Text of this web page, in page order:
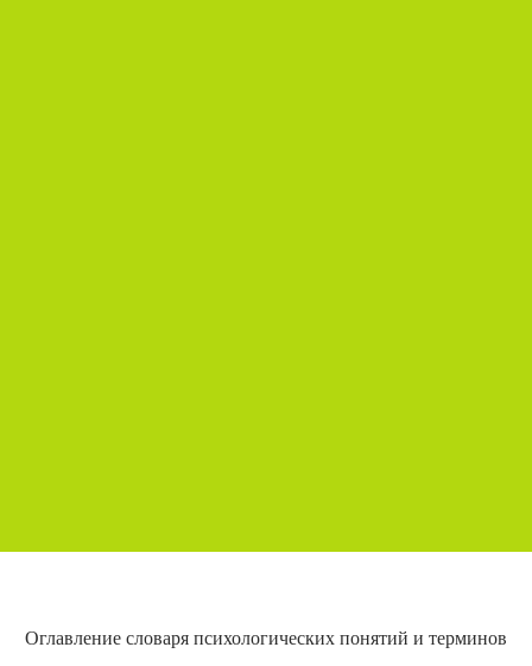
Оглавление словаря психологических понятий и терминов